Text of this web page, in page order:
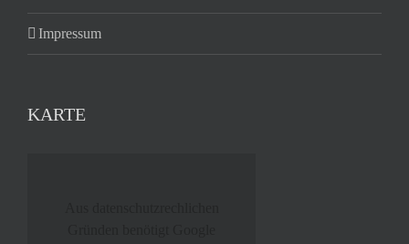
Impressum
KARTE